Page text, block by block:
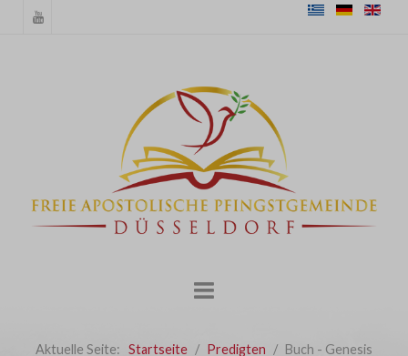
Aktuelle Seite: Startseite Predigten Buch - Genesis